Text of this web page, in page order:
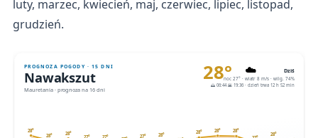
luty, marzec, kwiecień, maj, czerwiec, lipiec, listopad,
grudzień.